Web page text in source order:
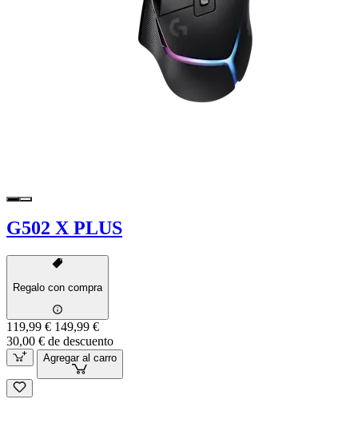
G502 X PLUS
Regalo con compra
119,99 € 149,99 €
30,00 € de descuento
Agregar al carro